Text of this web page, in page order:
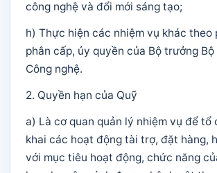
công nghệ và đổi mới sáng tạo;
h) Thực hiện các nhiệm vụ khác theo
phân cấp, ủy quyền của Bộ trưởng
Công nghệ.
2. Quyền hạn của Quỹ
a) Là cơ quan quản lý nhiệm vụ để tổ
khai các hoạt động tài trợ, đặt hàng,
với mục tiêu hoạt động, chức năng